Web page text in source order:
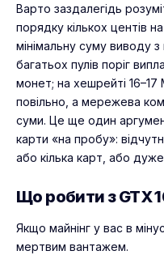
Варто заздалегідь
порядку кількох центів
мінімальну суму виводу
багатьох пулів поріг
монет; на хешрейті 16–17
повільно, а мережева
суми. Це ще один
карти «на пробу»:
або кілька карт, або
Що робити з GTX
Якщо майнінг у вас в
мертвим вантажем.